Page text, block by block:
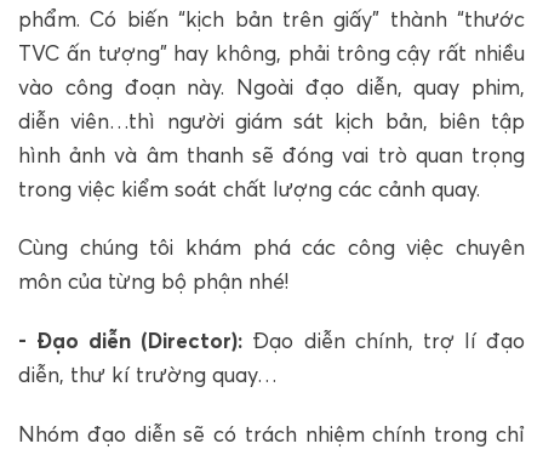
phẩm. Có biến “kịch bản trên giấy” thành “thước
TVC ấn tượng” hay không, phải trông cậy rất nhiều
vào công đoạn này. Ngoài đạo diễn, quay phim,
diễn viên…thì người giám sát kịch bản, biên tập
hình ảnh và âm thanh sẽ đóng vai trò quan trọng
trong việc kiểm soát chất lượng các cảnh quay.
Cùng chúng tôi khám phá các công việc chuyên
môn của từng bộ phận nhé!
- Đạo diễn (Director): Đạo diễn chính, trợ lí đạo
diễn, thư kí trường quay…
Nhóm đạo diễn sẽ có trách nhiệm chính trong chỉ